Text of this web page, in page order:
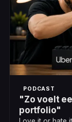
PODCAST
"Zo voelt
portfolio"